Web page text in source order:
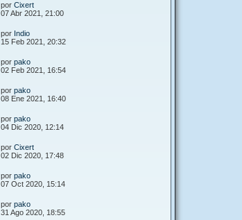
por Cixert
07 Abr 2021, 21:00
por Indio
15 Feb 2021, 20:32
por pako
02 Feb 2021, 16:54
por pako
08 Ene 2021, 16:40
por pako
04 Dic 2020, 12:14
por Cixert
02 Dic 2020, 17:48
por pako
07 Oct 2020, 15:14
por pako
31 Ago 2020, 18:55